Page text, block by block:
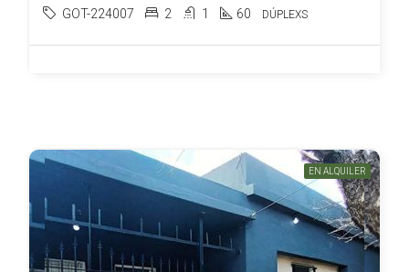
GOT-224007 2 1 60 DÚPLEXS
EN ALQUILER